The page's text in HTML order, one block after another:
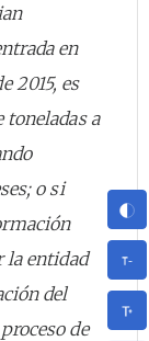
en
2015, es
a
o si
la entidad
del
de